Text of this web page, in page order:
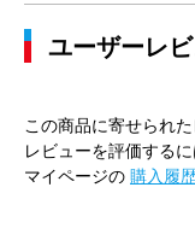
ユーザーレ
この商品に寄せられ
レビューを評価するに
マイページの 購入履